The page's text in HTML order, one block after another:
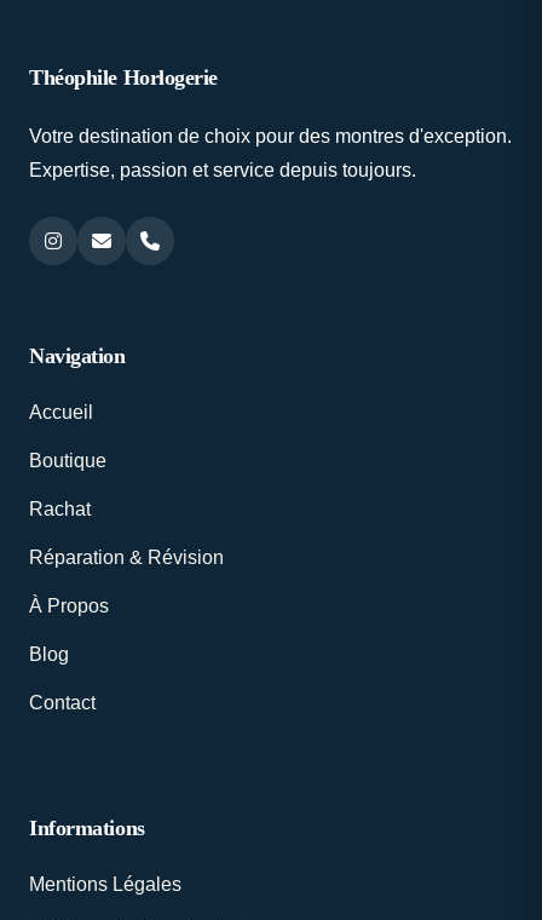
Théophile Horlogerie
Votre destination de choix pour des montres d'exception.
Expertise, passion et service depuis toujours.
Navigation
Accueil
Boutique
Rachat
Réparation & Révision
À Propos
Blog
Contact
Informations
Mentions Légales